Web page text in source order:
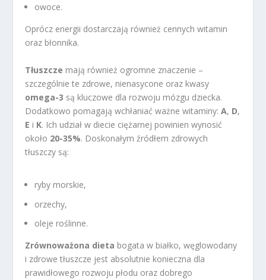
owoce.
Oprócz energii dostarczają również cennych witamin
oraz błonnika.
Tłuszcze mają również ogromne znaczenie –
szczególnie te zdrowe, nienasycone oraz kwasy
omega-3 są kluczowe dla rozwoju mózgu dziecka.
Dodatkowo pomagają wchłaniać ważne witaminy:A, D,
E i K. Ich udział w diecie ciężarnej powinien wynosić
około 20-35%. Doskonałym źródłem zdrowych
tłuszczy są:
ryby morskie,
orzechy,
oleje roślinne.
Zrównoważona dieta bogata w białko, węglowodany
i zdrowe tłuszcze jest absolutnie konieczna dla
prawidłowego rozwoju płodu oraz dobrego